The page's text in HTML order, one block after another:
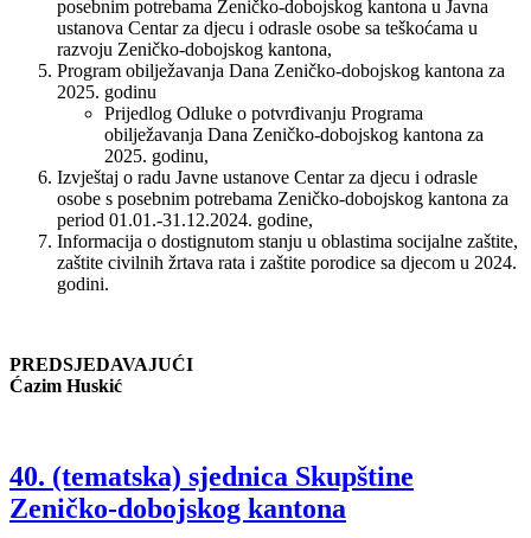
posebnim potrebama Zeničko-dobojskog kantona u Javna
ustanova Centar za djecu i odrasle osobe sa teškoćama u
razvoju Zeničko-dobojskog kantona,
Program obilježavanja Dana Zeničko-dobojskog kantona za
2025. godinu
Prijedlog Odluke o potvrđivanju Programa
obilježavanja Dana Zeničko-dobojskog kantona za
2025. godinu,
Izvještaj o radu Javne ustanove Centar za djecu i odrasle
osobe s posebnim potrebama Zeničko-dobojskog kantona za
period 01.01.-31.12.2024. godine,
Informacija o dostignutom stanju u oblastima socijalne zaštite,
zaštite civilnih žrtava rata i zaštite porodice sa djecom u 2024.
godini.
PREDSJEDAVAJUĆI
Ćazim Huskić
40. (tematska) sjednica Skupštine
Zeničko-dobojskog kantona